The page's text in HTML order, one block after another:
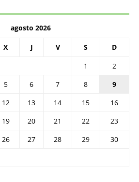
agosto 2026
X J V S D
1
2
5 6 7 8
9
12 13 14 15
16
19 20 21 22
23
26 27 28 29
30